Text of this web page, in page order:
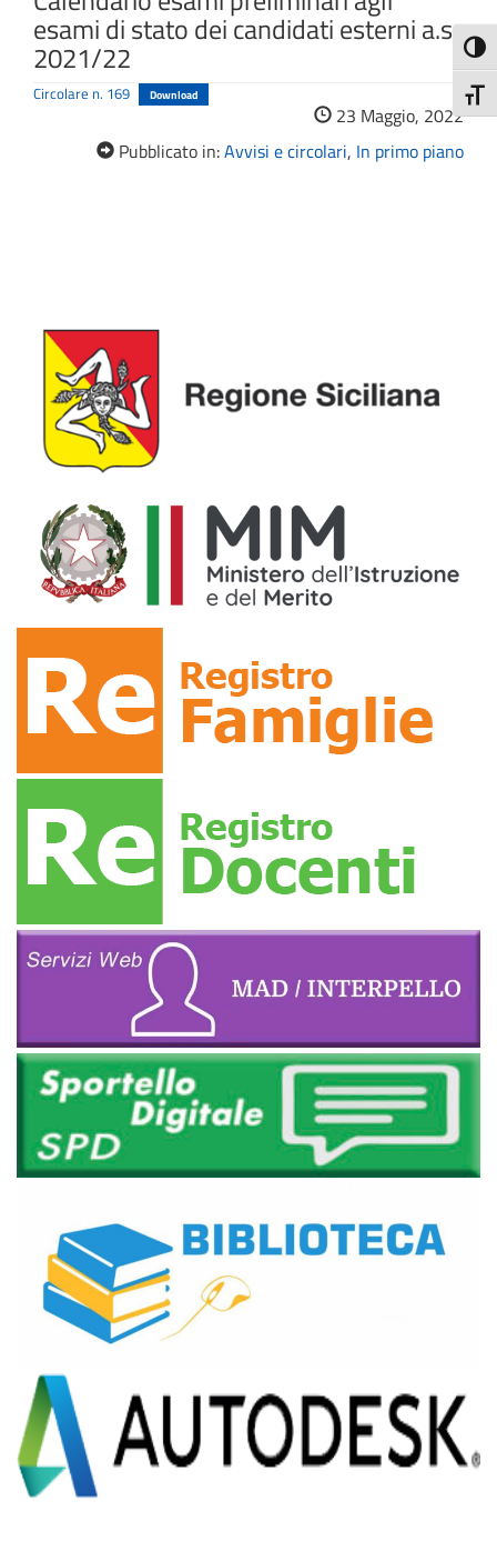
esami di stato dei candidati esterni a.s.
2021/22
Circolare n. 169 Download
23 Maggio, 2022
Pubblicato in:Avvisi e circolari, In primo piano